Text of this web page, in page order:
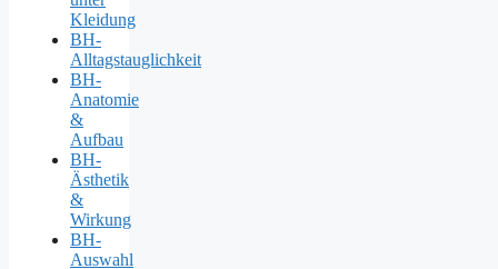
Kleidung
BH-
Alltagstauglichkeit
BH-
Anatomie
&
Aufbau
BH-
Ästhetik
&
Wirkung
BH-
Auswahl